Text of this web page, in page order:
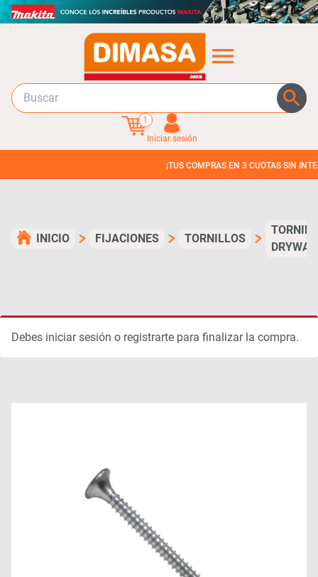
1
Iniciar sesión
¡TUS COMPRAS EN 3 CUOTAS SIN INTERES!
INICIO FIJACIONES TORNILLOS
Debes iniciar sesión o registrarte para finalizar la compra.